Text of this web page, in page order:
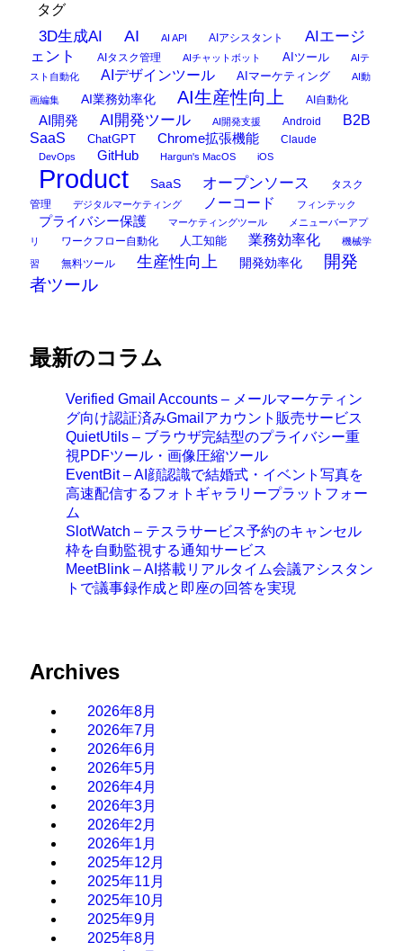
タグ
3D生成AI AI AI API AIアシスタント
AIエージ
ェント
AIタスク管理 AIチャットボット AIツール
AIテ
スト自動化
AIデザインツール AIマーケティング AI動
画編集 AI業務効率化 AI生産性向上 AI自動化
AI開発 AI開発ツール AI開発支援 Android
B2B
SaaS
ChatGPT Chrome拡張機能 Claude
DevOps GitHub Hargun's MacOS iOS
Product SaaS オープンソース
タスク
管理
デジタルマーケティング ノーコード フィンテック
プライバシー保護 マーケティングツール
メニューバーアプ
リ
ワークフロー自動化 人工知能 業務効率化 機械学
習 無料ツール 生産性向上 開発効率化
開発
者ツール
最新のコラム
Verified Gmail Accounts – メールマーケティン
グ向け認証済みGmailアカウント販売サービス
QuietUtils – ブラウザ完結型のプライバシー重
視PDFツール・画像圧縮ツール
EventBit – AI顔認識で結婚式・イベント写真を
高速配信するフォトギャラリープラットフォー
ム
SlotWatch – テスラサービス予約のキャンセル
枠を自動監視する通知サービス
MeetBlink – AI搭載リアルタイム会議アシスタン
トで議事録作成と即座の回答を実現
Archives
2026年8月
2026年7月
2026年6月
2026年5月
2026年4月
2026年3月
2026年2月
2026年1月
2025年12月
2025年11月
2025年10月
2025年9月
2025年8月